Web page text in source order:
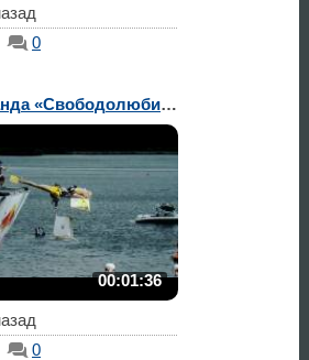
0
Команда «Свободолюбивые»
00:01:36
0